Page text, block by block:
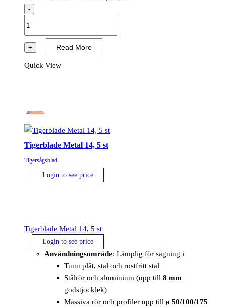
-
14,
st
+ Read More
Quick View
Tigerblade Metal 14, 5 st
Tigersågsblad
Login to see price
Tigerblade Metal 14, 5 st
Login to see price
Användningsområde: Lämplig för sågning i
Tunn plåt, stål och rostfritt stål
Stålrör och aluminium (upp till 8 mm
godstjocklek)
Massiva rör och profiler upp till ø 50/100/175